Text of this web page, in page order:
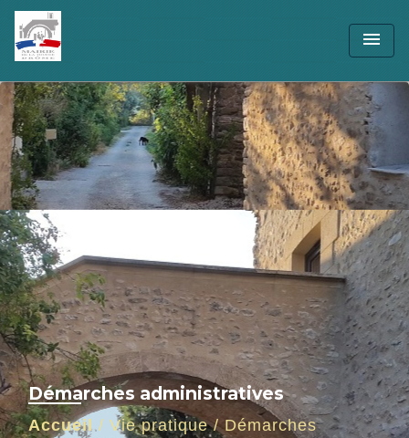
menu
Démarches administratives
Accueil/ Vie pratique/Démarches